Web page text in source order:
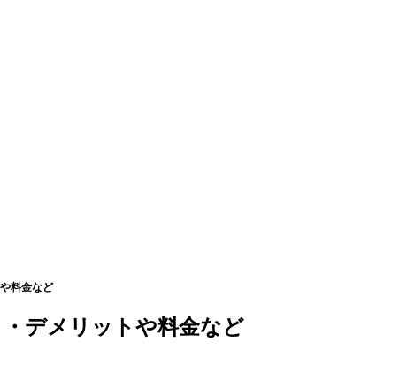
料金など
デメリットや料金など